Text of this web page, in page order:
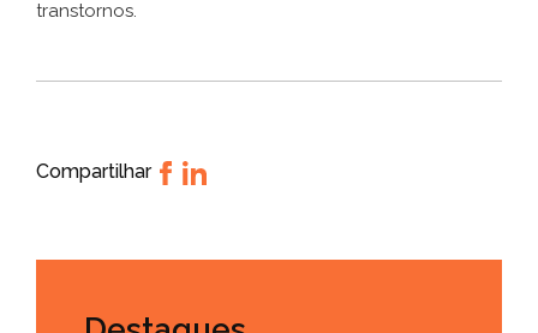
transtornos.
Compartilhar